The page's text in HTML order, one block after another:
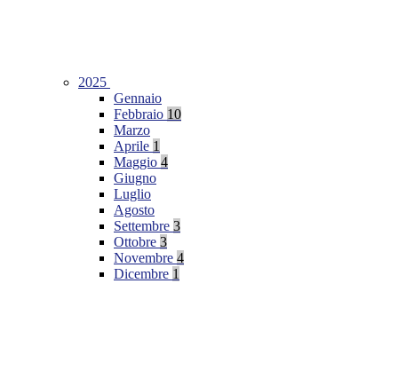
2025
Gennaio
Febbraio 10
Marzo
Aprile 1
Maggio 4
Giugno
Luglio
Agosto
Settembre 3
Ottobre 3
Novembre 4
Dicembre 1